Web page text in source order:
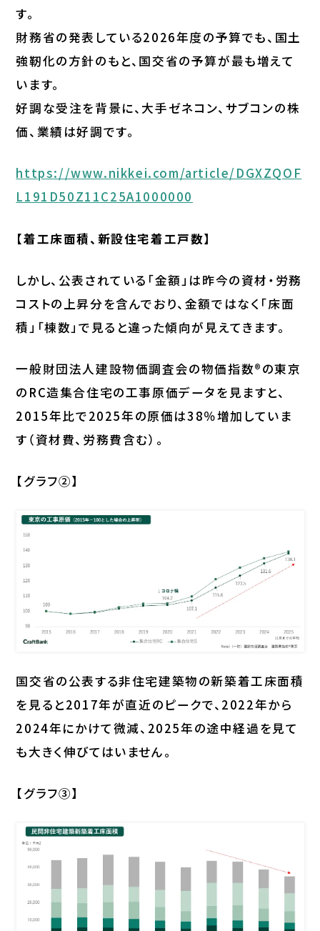
す。
財務省の発表している2026年度の予算でも、国土
強靭化の方針のもと、国交省の予算が最も増えて
います。
好調な受注を背景に、大手ゼネコン、サブコンの株
価、業績は好調です。
https://www.nikkei.com/article/DGXZQOF
L191D50Z11C25A1000000
【着工床面積、新設住宅着工戸数】
しかし、公表されている「金額」は昨今の資材・労務
コストの上昇分を含んでおり、金額ではなく「床面
積」「棟数」で見ると違った傾向が見えてきます。
一般財団法人建設物価調査会の物価指数®の東京
のRC造集合住宅の工事原価データを見ますと、
2015年比で2025年の原価は38％増加していま
す（資材費、労務費含む）。
【グラフ②】
国交省の公表する非住宅建築物の新築着工床面積
を見ると2017年が直近のピークで、2022年から
2024年にかけて微減、2025年の途中経過を見て
も大きく伸びてはいません。
【グラフ③】